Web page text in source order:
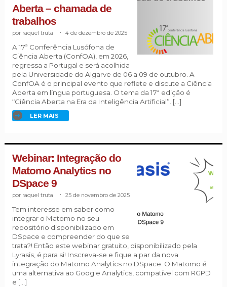
Aberta – chamada de
trabalhos
raquel truta 4 de dezembro de 2025
A 17ª Conferência Lusófona de
Ciência Aberta (ConfOA), em 2026,
regressa a Portugal e será acolhida
pela Universidade do Algarve de 06 a 09 de outubro. A
ConfOA é o principal evento que reflete e discute a Ciência
Aberta em língua portuguesa. O tema da 17ª edição é
“Ciência Aberta na Era da Inteligência Artificial”. […]
LER MAIS
Webinar: Integração do
Matomo Analytics no
DSpace 9
raquel truta 25 de novembro de 2025
Tem interesse em saber como
integrar o Matomo no seu
repositório disponibilizado em
DSpace e compreender do que se
trata?! Então este webinar gratuito, disponibilizado pela
Lyrasis, é para si! Inscreva-se e fique a par da nova
integração do Matomo Analytics no DSpace. O Matomo é
uma alternativa ao Google Analytics, compatível com RGPD
e […]